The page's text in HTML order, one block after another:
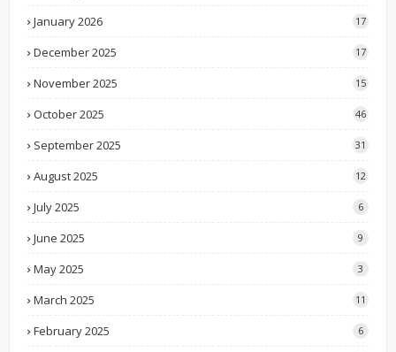
January 2026 17
December 2025 17
November 2025 15
October 2025 46
September 2025 31
August 2025 12
July 2025 6
June 2025 9
May 2025 3
March 2025 11
February 2025 6